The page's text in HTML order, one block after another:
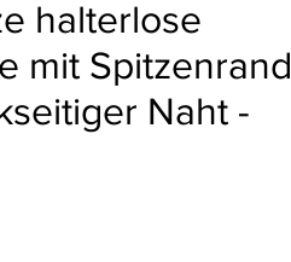
halterlose
mit Spitzenrand
Naht -